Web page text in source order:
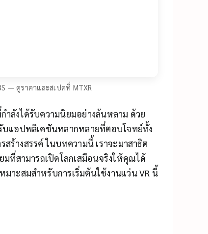
— ดูราคาและสเปคที่ MTXR
ำลังได้รับความนิยมอย่างล้นหลาม ด้วย
บแอปพลิเคชันหลากหลายที่ตอบโจทย์ทั้ง
สร้างสรรค์ ในบทความนี้ เราจะมาสาธิต
ที่สามารถเปิดโลกเสมือนจริงให้คุณได้
าะสมสำหรับการเริ่มต้นใช้งานแว่น VR นี้